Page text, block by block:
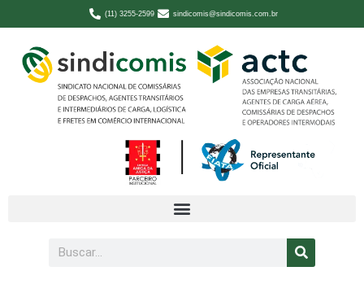
(11) 3255-2599 sindicomis@sindicomis.com.br